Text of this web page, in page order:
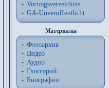
Vortragsverzeichnis
GA-Unveröffentlicht
Материалы
Фотоархив
Видео
Аудио
Глоссарий
Биографии